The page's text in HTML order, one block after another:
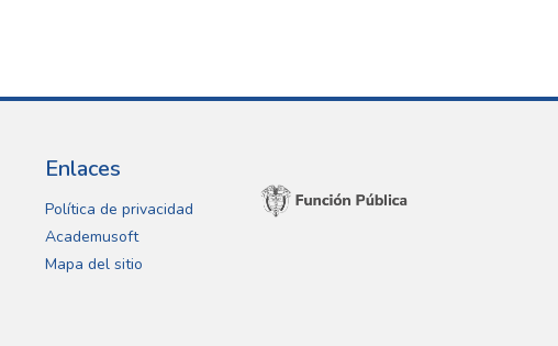
Enlaces
Política de privacidad
Academusoft
Mapa del sitio